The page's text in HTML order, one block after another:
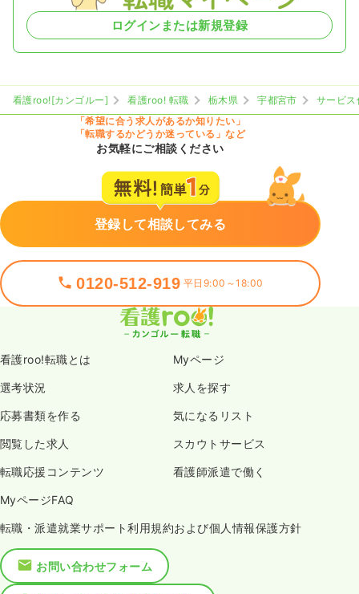
ログインまたは新規登録
看護roo![カンゴルー] 看護roo! 転職 栃木県 宇都宮市
サービ
「希望に合う求人があるか知りたい」
「転職するかどうか迷っている」など
お気軽にご相談ください
登録して相談してみる
0120-512-919 平日9:00～18:00
看護roo!転職とは Myページ
選考状況 求人を探す
応募書類を作る 気になるリスト
閲覧した求人 スカウトサービス
転職応援コンテンツ 看護師派遣で働く
MyページFAQ
転職・派遣就業サポート利用規約および個人情報保護方針
お問い合わせフォーム